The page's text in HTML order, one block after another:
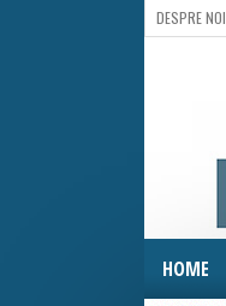
DESPRE NOI
HOME